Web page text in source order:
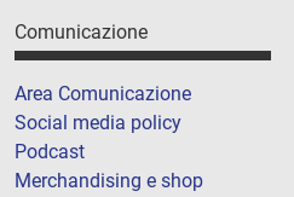
Comunicazione
Area Comunicazione
Social media policy
Podcast
Merchandising e shop